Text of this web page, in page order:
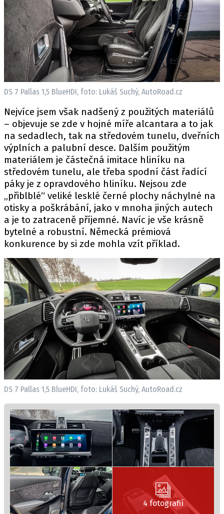
DS 7 Pallas 1,5 BlueHDI, foto: Lukáš Suchý, AutoRoad.cz
Nejvíce jsem však nadšený z použitých materiálů
– objevuje se zde v hojné míře alcantara a to jak
na sedadlech, tak na středovém tunelu, dveřních
výplních a palubní desce. Dalším použitým
materiálem je částečná imitace hliníku na
středovém tunelu, ale třeba spodní část řadící
páky je z opravdového hliníku. Nejsou zde
„přiblblé“ veliké lesklé černé plochy náchylné na
otisky a poškrábání, jako v mnoha jiných autech
a je to zatraceně příjemné. Navíc je vše krásně
bytelné a robustní. Německá prémiová
konkurence by si zde mohla vzít příklad.
DS 7 Pallas 1,5 BlueHDI, foto: Lukáš Suchý, AutoRoad.cz
4 fotografií